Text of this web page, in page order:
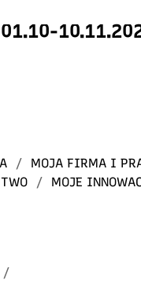
01.10-
/ MOJA FIRMA I
/ MOJE
/